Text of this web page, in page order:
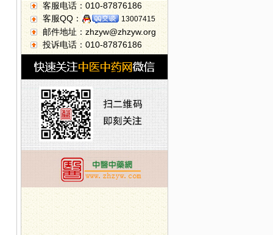
客服电话：010-87876186
客服QQ：
13007415
邮件地址：zhzyw@zhzyw.org
投诉电话：010-87876186